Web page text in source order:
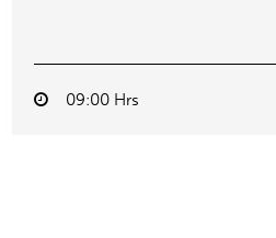
09:00 Hrs